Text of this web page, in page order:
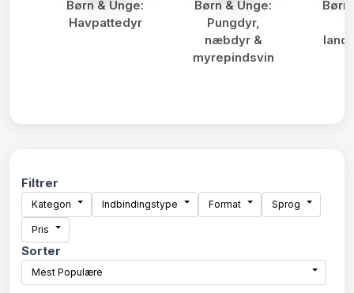
Børn & Unge:
Havpattedyr
Børn & Unge:
Pungdyr,
næbdyr &
myrepindsvin
Børn
Filtrer
Kategori Indbindingstype Format Sprog
Pris
Sorter
Mest Populære